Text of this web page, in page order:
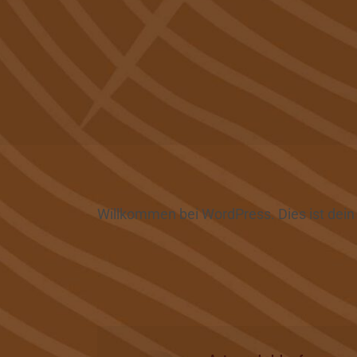
Willkommen bei WordPress. Dies ist